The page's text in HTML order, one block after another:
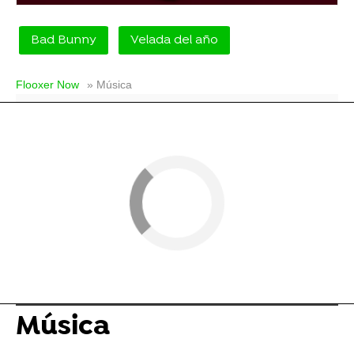
Bad Bunny Velada del año
Flooxer Now » Música
Música